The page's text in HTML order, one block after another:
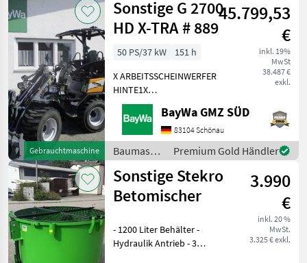
Gebrauchtmaschine
Sonstige G 2700
HD X-TRA # 889
45.799,53
€
inkl. 19%
MwSt
38.487 €
exkl.
50 PS/37 kW
151 h
X ARBEITSSCHEINWERFER
HINTE1X
ARBEITSSCHEINWERFER
VORNE1X
HECKGEWICHTSPLATTE 62
KG1X
HYDRAULIKKREISLAUF
DPPPEL31X15.50-15
SKIDDATENBESCHEINIGUNG
BRD 20 KMDRUCKFREIER
BayWa GMZ SÜD
83104 Schönau
Baumaschinen
/ Sonstige
Premium Gold Händler
Sonstige Stekro
Betomischer
3.990
€
inkl. 20 %
MwSt.
3.325 € exkl.
- 1200 Liter Behälter -
Hydraulik Antrieb - 3